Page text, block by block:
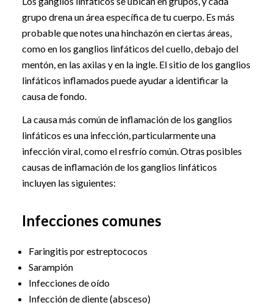
grupo drena un área específica de tu cuerpo. Es más
probable que notes una hinchazón en ciertas áreas,
como en los ganglios linfáticos del cuello, debajo del
mentón, en las axilas y en la ingle. El sitio de los ganglios
linfáticos inflamados puede ayudar a identificar la
causa de fondo.
La causa más común de inflamación de los ganglios
linfáticos es una infección, particularmente una
infección viral, como el resfrío común. Otras posibles
causas de inflamación de los ganglios linfáticos
incluyen las siguientes:
Infecciones comunes
Faringitis por estreptococos
Sarampión
Infecciones de oído
Infección de diente (absceso)